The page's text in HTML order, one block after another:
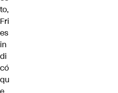
to,
Fri
es
in
di
có
qu